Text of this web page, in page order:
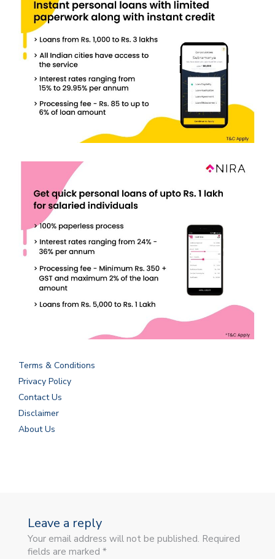
Terms & Conditions
Privacy Policy
Contact Us
Disclaimer
About Us
Leave a reply
Your email address will not be published. Required
fields are marked *